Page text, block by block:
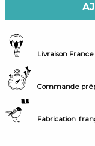
Livraison France
Commande
Fabrication